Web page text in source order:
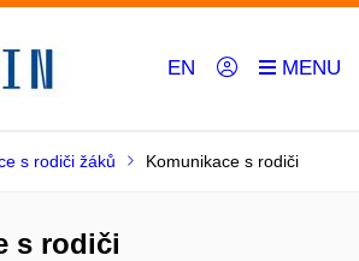
EN
s rodiči žáků Komunikace s rodiči
s rodiči